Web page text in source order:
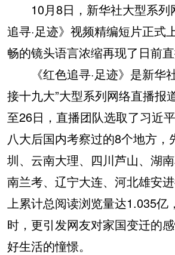
10月8日，新华社大型系列
追寻·足迹》视频精编短片正式
畅的镜头语言浓缩再现了日前直
《红色追寻·足迹》是新华
接十九大”大型系列网络直播报
至26日，直播团队选取了习近
八大后国内考察过的8个地方，
圳、云南大理、四川芦山、湖
南兰考、辽宁大连、河北雄安
上累计总阅读浏览量达1.035亿
时，更引发网友对家国变迁的
好生活的憧憬。